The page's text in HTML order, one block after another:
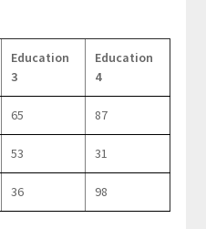
Education
3
Education
4
65 87
53 31
36 98